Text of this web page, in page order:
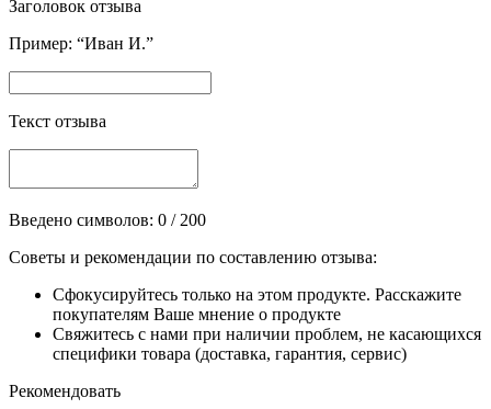
Заголовок отзыва
Пример: “Иван И.”
Текст отзыва
Введено символов: 0 / 200
Советы и рекомендации по составлению отзыва:
Сфокусируйтесь только на этом продукте. Расскажите
покупателям Ваше мнение о продукте
Свяжитесь с нами при наличии проблем, не касающихся
специфики товара (доставка, гарантия, сервис)
Рекомендовать